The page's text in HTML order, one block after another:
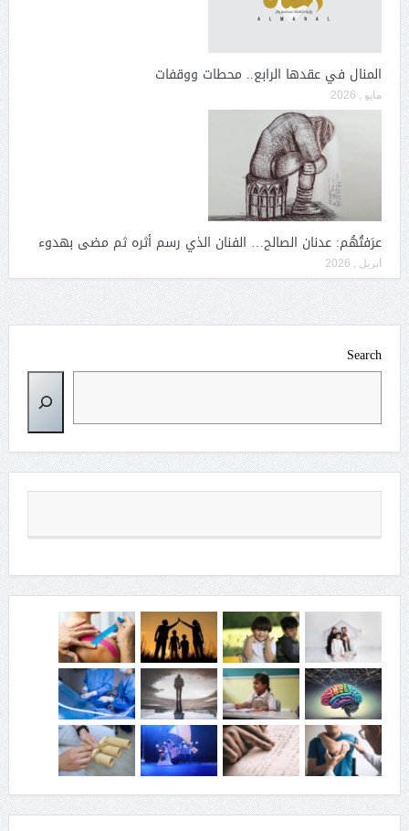
المنال في عقدها الرابع.. محطات ووقفات
مايو , 2026
عرَفتُهُم: عدنان الصالح… الفنان الذي رسم أثره ثم مضى بهدوء
أبريل , 2026
Search